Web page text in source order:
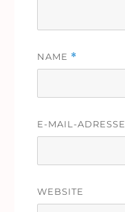
NAME *
E-MAIL-ADRESSE
WEBSITE